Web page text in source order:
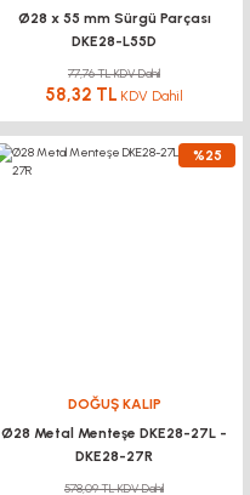
Ø28 x 55 mm Sürgü Parçası
DKE28-L55D
77,76 TL KDV Dahil
58,32 TL KDV Dahil
%25
DOĞUŞ KALIP
Ø28 Metal Menteşe DKE28-27L -
DKE28-27R
578,09 TL KDV Dahil